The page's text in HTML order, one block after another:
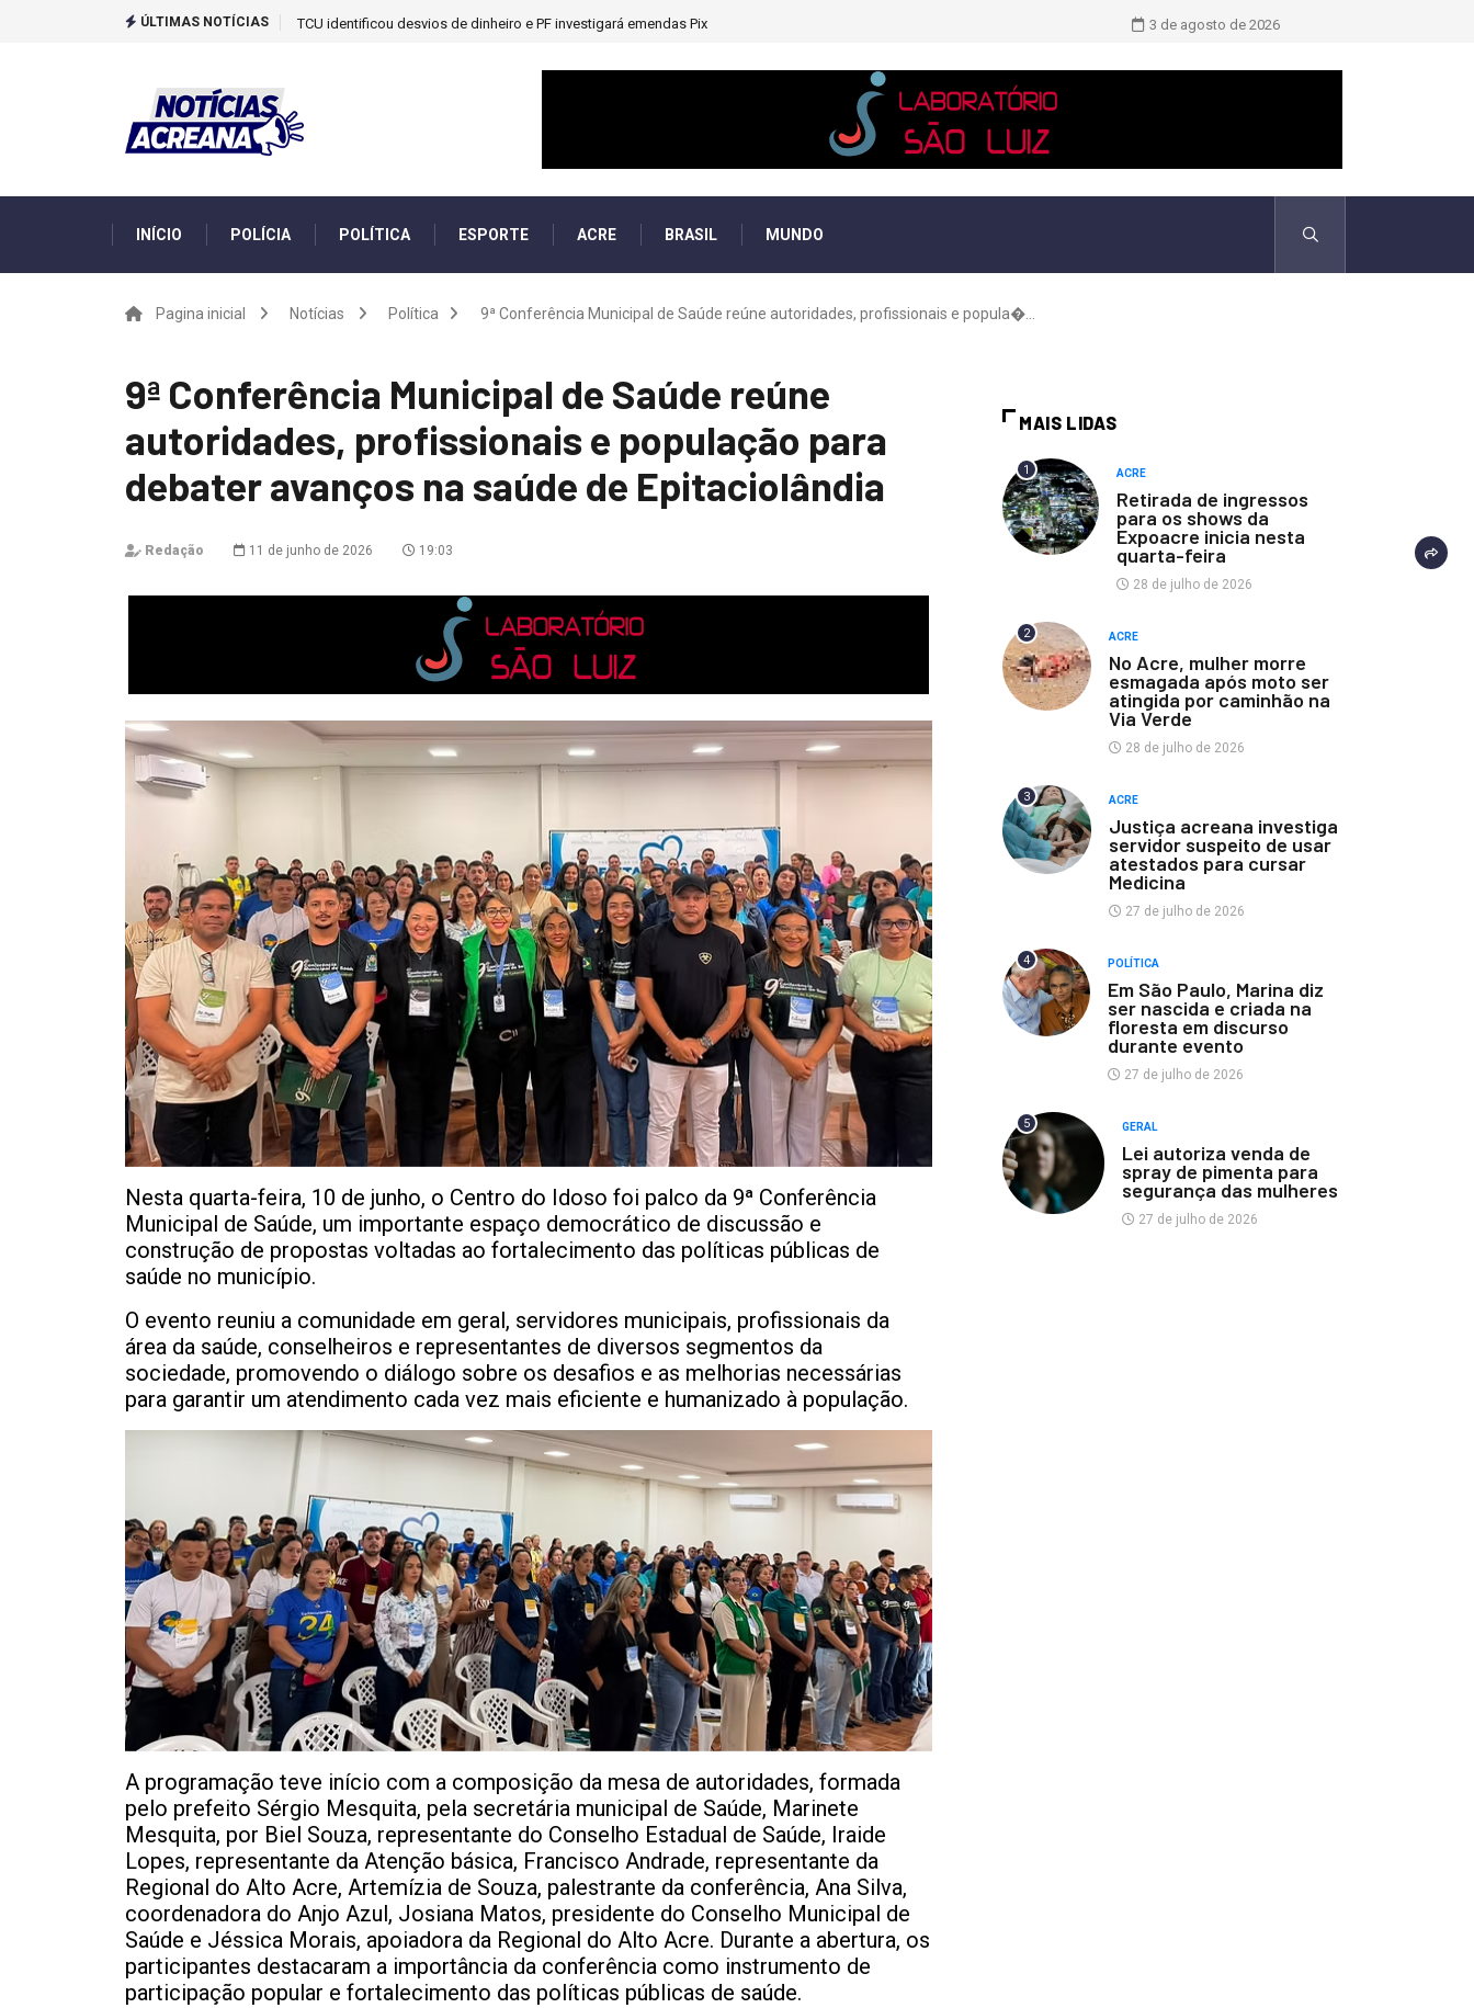
ÚLTIMAS NOTÍCIAS TCU identificou desvios de dinheiro e PF investigará emendas Pix Saiba quem são as duas únicas
3 de agosto de 2026
INÍCIO POLÍCIA POLÍTICA ESPORTE ACRE BRASIL MUNDO
Pagina inicial Notícias Política 9ª Conferência Municipal de Saúde reúne autoridades, profissionais e popula�...
9ª Conferência Municipal de Saúde reúne
autoridades, profissionais e população para
debater avanços na saúde de Epitaciolândia
Redação 11 de junho de 2026 19:03
Nesta quarta-feira, 10 de junho, o Centro do Idoso foi palco da 9ª Conferência
Municipal de Saúde, um importante espaço democrático de discussão e
construção de propostas voltadas ao fortalecimento das políticas públicas de
saúde no município.
O evento reuniu a comunidade em geral, servidores municipais, profissionais da
área da saúde, conselheiros e representantes de diversos segmentos da
sociedade, promovendo o diálogo sobre os desafios e as melhorias necessárias
para garantir um atendimento cada vez mais eficiente e humanizado à população.
A programação teve início com a composição da mesa de autoridades, formada
pelo prefeito Sérgio Mesquita, pela secretária municipal de Saúde, Marinete
Mesquita, por Biel Souza, representante do Conselho Estadual de Saúde, Iraide
Lopes, representante da Atenção básica, Francisco Andrade, representante da
Regional do Alto Acre, Artemízia de Souza, palestrante da conferência, Ana Silva,
coordenadora do Anjo Azul, Josiana Matos, presidente do Conselho Municipal de
Saúde e Jéssica Morais, apoiadora da Regional do Alto Acre. Durante a abertura, os
participantes destacaram a importância da conferência como instrumento de
participação popular e fortalecimento das políticas públicas de saúde.
MAIS LIDAS
1 ACRE
Retirada de ingressos
para os shows da
Expoacre inicia nesta
quarta-feira
28 de julho de 2026
2 ACRE
No Acre, mulher morre
esmagada após moto ser
atingida por caminhão na
Via Verde
28 de julho de 2026
3 ACRE
Justiça acreana investiga
servidor suspeito de usar
atestados para cursar
Medicina
27 de julho de 2026
4 POLÍTICA
Em São Paulo, Marina diz
ser nascida e criada na
floresta em discurso
durante evento
27 de julho de 2026
5 GERAL
Lei autoriza venda de
spray de pimenta para
segurança das mulheres
27 de julho de 2026